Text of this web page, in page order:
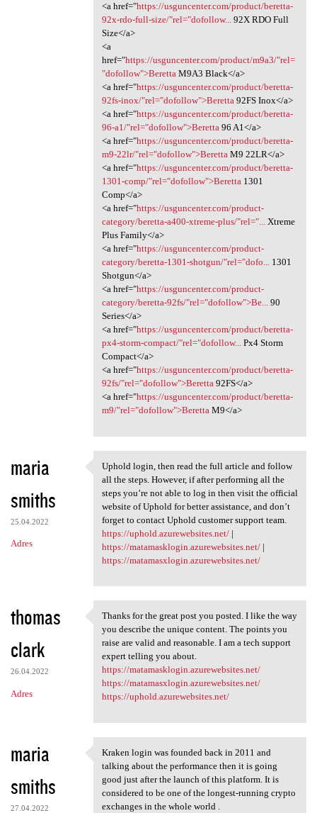
<a href="https://usguncenter.com/product/beretta-
92x-rdo-full-size/"rel="dofollow...92X RDO Full
Size</a>
<a
href="https://usguncenter.com/product/m9a3/"rel=
"dofollow">BerettaM9A3 Black</a>
<a href="https://usguncenter.com/product/beretta-
92fs-inox/"rel="dofollow">Beretta92FS Inox</a>
<a href="https://usguncenter.com/product/beretta-
96-a1/"rel="dofollow">Beretta96 A1</a>
<a href="https://usguncenter.com/product/beretta-
m9-22lr/"rel="dofollow">BerettaM9 22LR</a>
<a href="https://usguncenter.com/product/beretta-
1301-comp/"rel="dofollow">Beretta1301
Comp</a>
<a href="https://usguncenter.com/product-
category/beretta-a400-xtreme-plus/"rel="...Xtreme
Plus Family</a>
<a href="https://usguncenter.com/product-
category/beretta-1301-shotgun/"rel="dofo...1301
Shotgun</a>
<a href="https://usguncenter.com/product-
category/beretta-92fs/"rel="dofollow">Be...90
Series</a>
<a href="https://usguncenter.com/product/beretta-
px4-storm-compact/"rel="dofollow...Px4 Storm
Compact</a>
<a href="https://usguncenter.com/product/beretta-
92fs/"rel="dofollow">Beretta92FS</a>
<a href="https://usguncenter.com/product/beretta-
m9/"rel="dofollow">BerettaM9</a>
maria
smiths
25.04.2022
Adres
Uphold login, then read the
Uphold login, then read the full article and follow
all the steps. However, if after performing all the
steps you’re not able to log in then visit the official
website of Uphold for better assistance, and don’t
forget to contact Uphold customer support team.
https://uphold.azurewebsites.net/|
https://matamasklogin.azurewebsites.net/|
https://matamasxlogin.azurewebsites.net/
thomas
clark
26.04.2022
Adres
Thanks for the great post you
Thanks for the great post you posted. I like the way
you describe the unique content. The points you
raise are valid and reasonable. I am a tech support
expert telling you about.
https://matamasklogin.azurewebsites.net/
https://matamasxlogin.azurewebsites.net/
https://uphold.azurewebsites.net/
maria
smiths
27.04.2022
Kraken login was founded back
Kraken login was founded back in 2011 and
talking about the performance then it is going
good just after the launch of this platform. It is
considered to be one of the longest-running crypto
exchanges in the whole world .